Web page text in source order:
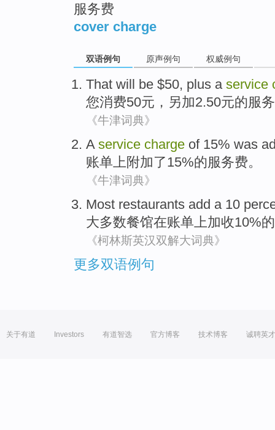
服务费
cover charge
双语例句 原声例句 权威例句
That will be $50, plus a service
您消费50元， 另加2.50元的服
《牛津词典》
A service charge of15% was
账单上附加了15%的服务费。
《牛津词典》
Most restaurants add a 10
大多数餐馆在账单上加收10%的
《柯林斯英汉双解大词典》
更多双语例句
关于有道 Investors 有道智选 官方博客 技术博客 诚聘英才